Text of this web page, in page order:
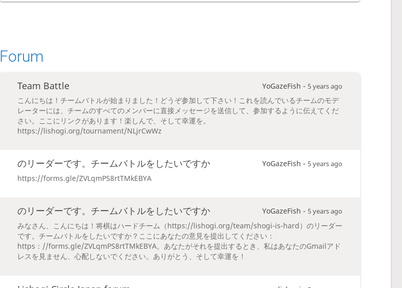
Forum
Team Battle YoGazeFish - 5 years ago
こんにちは！チームバトルが始まりました！どうぞ参加して下さい！これを読んでいるチームのモデ
レーターには、チームのすべてのメンバーに直接メッセージを送信して、参加するように伝えてくだ
さい。ここにリンクがあります！楽しんで、そして幸運を。
https://lishogi.org/tournament/NLjrCwWz
のリーダーです。チームバトルをしたいですか YoGazeFish - 5 years ago
https://forms.gle/ZVLqmPS8rtTMkEBYA
のリーダーです。チームバトルをしたいですか YoGazeFish - 5 years ago
みなさん、こんにちは！将棋はハードチーム（https://lishogi.org/team/shogi-is-hard）のリーダー
です。チームバトルをしたいですか？ここにあなたの意見を提出してください：
https：//forms.gle/ZVLqmPS8rtTMkEBYA。あなたがそれを提出するとき、私はあなたのGmailアド
レスを見ません、心配しないでください。ありがとう、そして幸運を！